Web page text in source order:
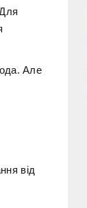
Але
від